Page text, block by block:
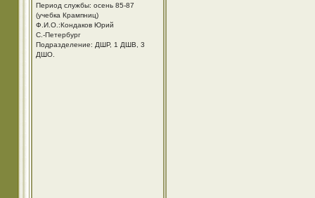
Период службы: осень 85-87
(учебка Крампниц)
Ф.И.О.:Кондаков Юрий
С.-Петербург
Подразделение: ДШР, 1 ДШВ, 3
ДШО.